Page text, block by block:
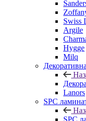
Swiss
Argile
Hygge
Milq
Lanors
SPC
SPC